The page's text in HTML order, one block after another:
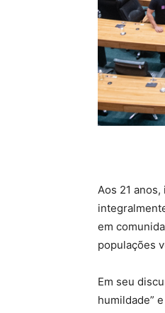
Aos 21
em
populações
Em seu
humildade”